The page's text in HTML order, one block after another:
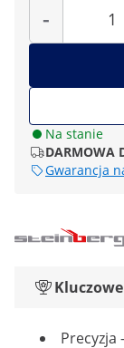
-
Na stanie
DARMOWA
Gwarancja
Precyzja